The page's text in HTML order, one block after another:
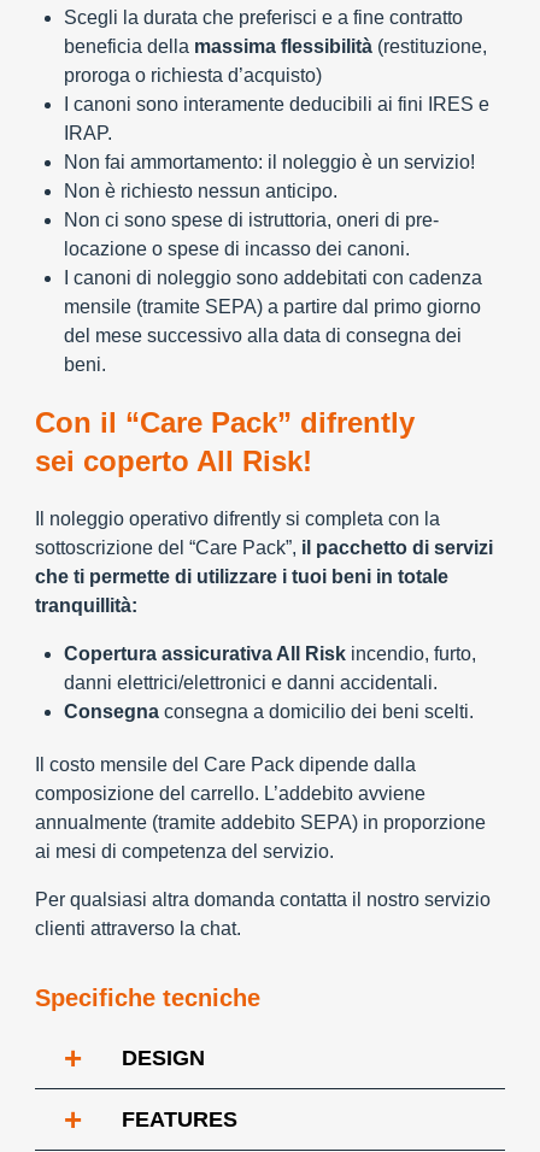
Scegli la durata che preferisci e a fine contratto
beneficia della massima flessibilità (restituzione,
proroga o richiesta d’acquisto)
I canoni sono interamente deducibili ai fini IRES e
IRAP.
Non fai ammortamento: il noleggio è un servizio!
Non è richiesto nessun anticipo.
Non ci sono spese di istruttoria, oneri di pre-
locazione o spese di incasso dei canoni.
I canoni di noleggio sono addebitati con cadenza
mensile (tramite SEPA) a partire dal primo giorno
del mese successivo alla data di consegna dei
beni.
Con il “Care Pack” difrently
sei coperto All Risk!
Il noleggio operativo difrently si completa con la
sottoscrizione del “Care Pack”, il pacchetto di servizi
che ti permette di utilizzare i tuoi beni in totale
tranquillità:
Copertura assicurativa All Risk incendio, furto,
danni elettrici/elettronici e danni accidentali.
Consegna consegna a domicilio dei beni scelti.
Il costo mensile del Care Pack dipende dalla
composizione del carrello. L’addebito avviene
annualmente (tramite addebito SEPA) in proporzione
ai mesi di competenza del servizio.
Per qualsiasi altra domanda contatta il nostro servizio
clienti attraverso la chat.
Specifiche tecniche
+ DESIGN
+ FEATURES